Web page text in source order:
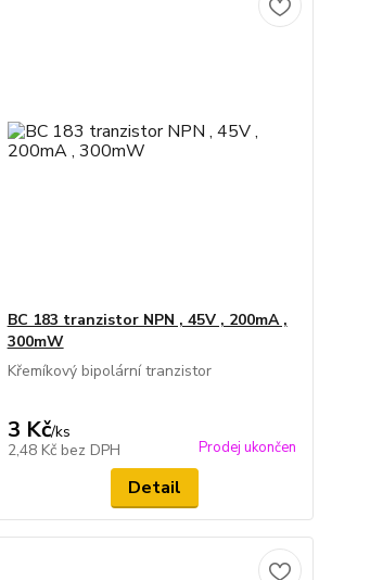
BC 183 tranzistor NPN , 45V , 200mA ,
300mW
Křemíkový bipolární tranzistor
3 Kč/ks
2,48 Kč bez DPH Prodej ukončen
Detail